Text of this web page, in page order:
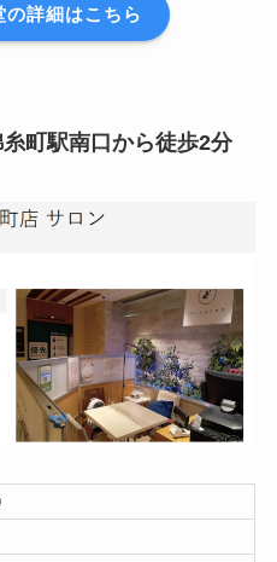
詳細はこちら
町駅南口から徒歩2分